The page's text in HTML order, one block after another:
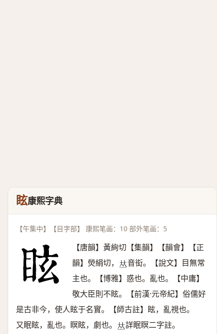
眩康熙字典
【午集中】【目字部】 康熙笔画：10 部外笔画：5
【唐韻】黃絢切【集韻】【韻會】【正
韻】熒絹切， 𠀤音衒。【說文】目無常
主也。【博雅】惑也。亂也。【中庸】
敬大臣則不眩。【前漢·元帝紀】俗儒好
是古非今，使人眩于名實。【師古註】眩，亂視也。
又眠眩，亂也。瞑眩，劇也。 𠀤詳眠瞑二字註。